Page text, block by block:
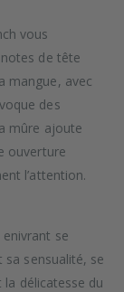
vous
de tête
mangue, avec
des
mûre ajoute
ouverture
l’attention.
se
sensualité, se
la délicatesse du